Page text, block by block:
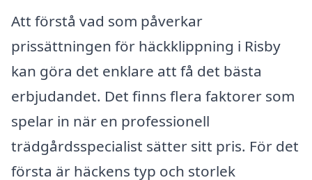
Att förstå vad som påverkar
prissättningen för häckklippning i Risby
kan göra det enklare att få det bästa
erbjudandet. Det finns flera faktorer som
spelar in när en professionell
trädgårdsspecialist sätter sitt pris. För det
första är häckens typ och storlek